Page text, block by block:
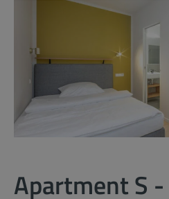
Apartment S